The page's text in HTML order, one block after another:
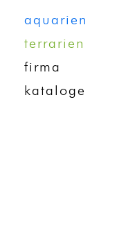
aquarien
terrarien
firma
kataloge